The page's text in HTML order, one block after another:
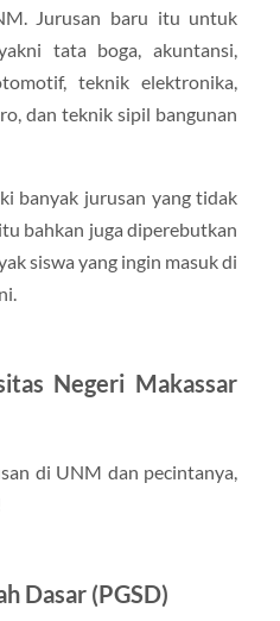
Jurusan baru itu untuk
tata boga, akuntansi,
teknik elektronika,
dan teknik sipil bangunan
banyak jurusan yang tidak
bahkan juga diperebutkan
siswa yang ingin masuk di
Negeri Makassar
di UNM dan pecintanya,
Dasar (PGSD)